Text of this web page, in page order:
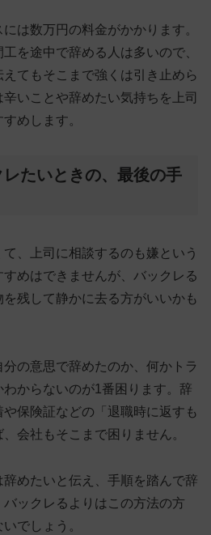
は数万円の料金がかかります。
を途中で辞める人は多いので、
てもそこまで強くは引き止めら
いことや辞めたい気持ちを上司
めします。
たいときの、最後の手
、上司に相談するのも嫌という
めはできませんが、バックレる
残して静かに去る方がいいかも
の意思で辞めたのか、何かトラ
からないのが1番困ります。辞
保険証などの「退職時に返すも
会社もそこまで困りません。
めたいと伝え、手順を踏んで辞
ックレるよりはこの方法の方
でしょう。